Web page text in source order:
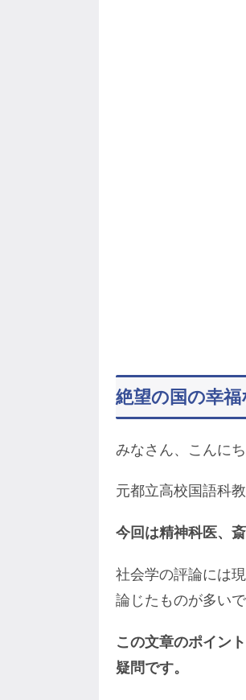
絶望の国の幸福
みなさん、こんにち
元都立高校国語科
今回は精神科医、
社会学の評論には
論じたものが多いで
この文章のポイン
疑問です。